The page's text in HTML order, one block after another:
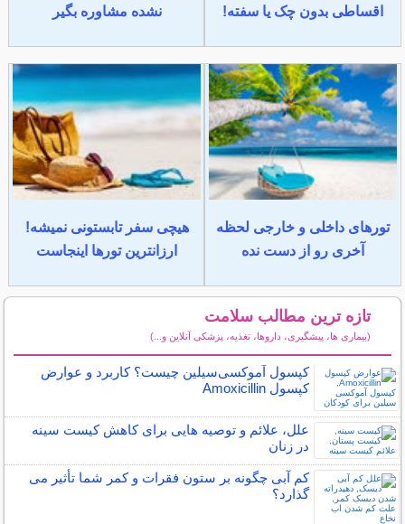
اقساطی بدون چک یا سفته!
نشده مشاوره بگیر
تورهای داخلی و خارجی لحظه
آخری رو از دست نده
هیچی سفر تابستونی نمیشه!
ارزانترین تورها اینجاست
تازه ترین مطالب سلامت
(بیماری ها، پیشگیری، داروها، تغذیه، پزشکی آنلاین و...)
کپسول آموکسی‌سیلین چیست؟ کاربرد و عوارض
کپسول Amoxicillin
علل، علائم و توصیه هایی برای کاهش کیست سینه
در زنان
کم آبی چگونه بر ستون فقرات و کمر شما تأثیر می
گذارد؟